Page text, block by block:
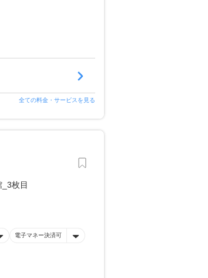
全ての料金・サービスを見る
電子マネー決済可